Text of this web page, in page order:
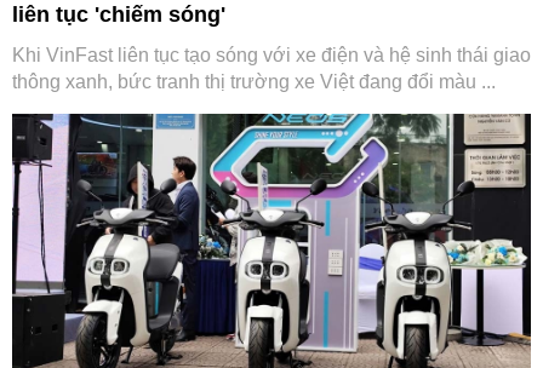
liên tục 'chiếm sóng'
Khi VinFast liên tục tạo sóng với xe điện và hệ sinh thái giao
thông xanh, bức tranh thị trường xe Việt đang đổi màu ...